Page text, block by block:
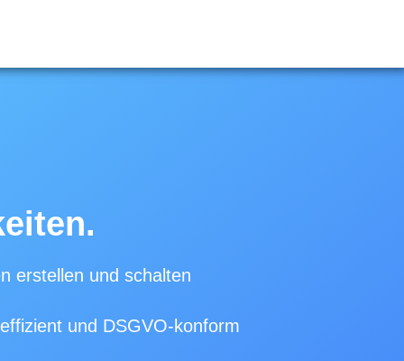
erstellen und schalten
und DSGVO-konform